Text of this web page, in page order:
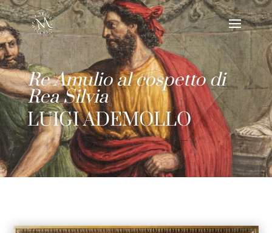
Re Amulio al cospetto di
Rea Silvia
LUIGI ADEMOLLO